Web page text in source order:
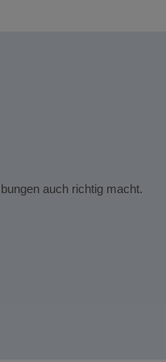
auch richtig macht.